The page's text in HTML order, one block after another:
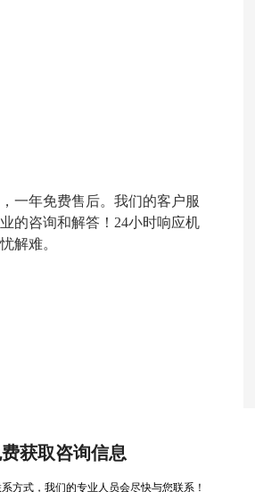
一年免费售后。我们的客户服
的咨询和解答！24小时响应机
解难。
获取咨询信息
方式，我们的专业人员会尽快与您联系！